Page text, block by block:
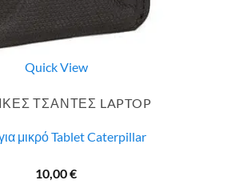
Quick View
ΤΣΑΝΤΕΣ LAPTOP
μικρό Tablet Caterpillar
10,00€